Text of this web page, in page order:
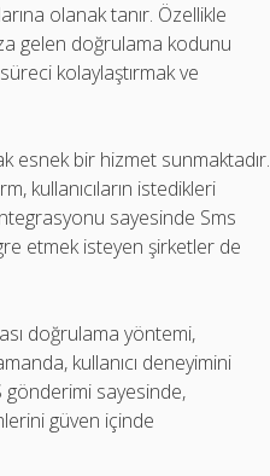
olanak tanır. Özellikle
gelen doğrulama kodunu
kolaylaştırmak ve
esnek bir hizmet sunmaktadır.
kullanıcıların istedikleri
sayesinde Sms
etmek isteyen şirketler de
doğrulama yöntemi,
kullanıcı deneyimini
gönderimi sayesinde,
güven içinde